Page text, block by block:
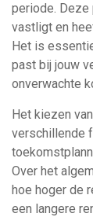
periode. Deze
vastligt en
Het is
past bij jouw
onverwachte
Het kiezen
verschillende
Over het
hoe hoger de
een langere